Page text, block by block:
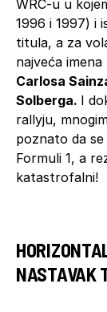
WRC-u u
1996 i 1997) i
titula, a za
najveća
Carlosa
Solberga. I
rallyju,
poznato da
Formuli 1, a
katastrofalni!
NASTAVAK